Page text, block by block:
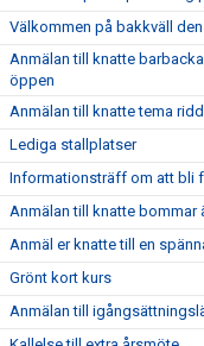
Välkommen på bakkväll
Anmälan till knatte
öppen
Anmälan till knatte tema
Lediga stallplatser
Informationsträff om att bli
Anmälan till knatte bommar
Anmäl er knatte till en
Grönt kort kurs
Anmälan till